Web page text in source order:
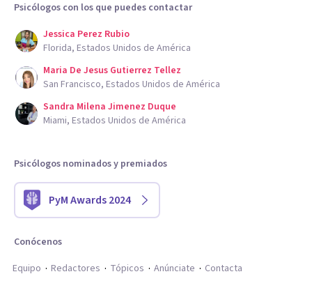
Psicólogos con los que puedes contactar
Jessica Perez Rubio
Florida, Estados Unidos de América
Maria De Jesus Gutierrez Tellez
San Francisco, Estados Unidos de América
Sandra Milena Jimenez Duque
Miami, Estados Unidos de América
Psicólogos nominados y premiados
PyM Awards 2024
Conócenos
Equipo
Redactores Tópicos Anúnciate Contacta